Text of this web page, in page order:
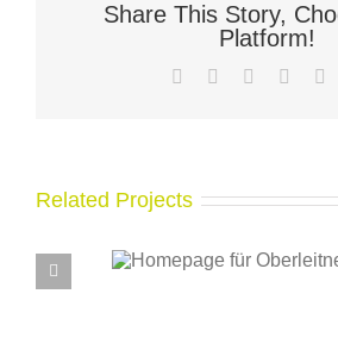
Share This Story,
Platform!
Facebook LinkedIn
Related Projects